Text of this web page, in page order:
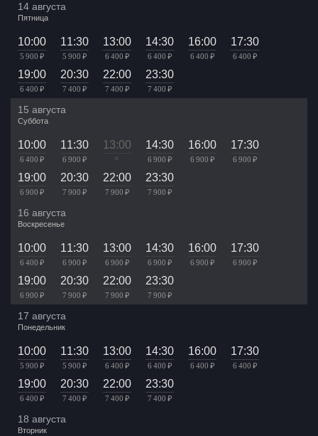
14 августа
Пятница
10:00
5 900 ₽
11:30
5 900 ₽
13:00
6 400 ₽
14:30
6 400 ₽
16:00
6 400 ₽
17:30
6 400 ₽
19:00
6 400 ₽
20:30
7 400 ₽
22:00
7 400 ₽
23:30
7 400 ₽
15 августа
Суббота
10:00
6 400 ₽
11:30
6 900 ₽
13:00
×
14:30
6 900 ₽
16:00
6 900 ₽
17:30
6 900 ₽
19:00
6 900 ₽
20:30
7 900 ₽
22:00
7 900 ₽
23:30
7 900 ₽
16 августа
Воскресенье
10:00
6 400 ₽
11:30
6 900 ₽
13:00
6 900 ₽
14:30
6 900 ₽
16:00
6 900 ₽
17:30
6 900 ₽
19:00
6 900 ₽
20:30
7 900 ₽
22:00
7 900 ₽
23:30
7 900 ₽
17 августа
Понедельник
10:00
5 900 ₽
11:30
5 900 ₽
13:00
6 400 ₽
14:30
6 400 ₽
16:00
6 400 ₽
17:30
6 400 ₽
19:00
6 400 ₽
20:30
7 400 ₽
22:00
7 400 ₽
23:30
7 400 ₽
18 августа
Вторник